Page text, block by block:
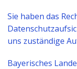
Sie haben das
uns zuständige
Bayerisches